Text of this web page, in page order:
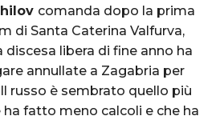
comanda dopo la prima
di Santa Caterina Valfurva,
libera di fine anno ha
annullate a Zagabria per
russo è sembrato quello più
ha fatto meno calcoli e che ha